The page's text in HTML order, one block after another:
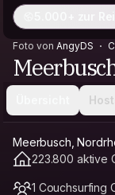
5.000+ zur
Foto von AngyDS
Meerbusch,
223.800 aktive
1 Couchsurfing